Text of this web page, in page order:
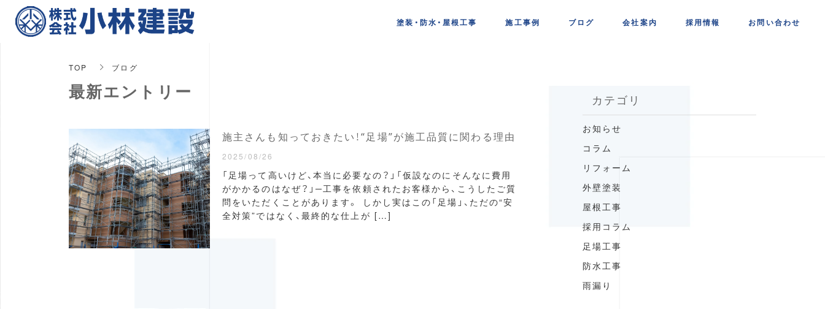
塗装・防水・屋根工事 施工事例 ブログ 会社案内 採用情報 お問い合わせ
TOP ブログ
最新エントリー
施主さんも知っておきたい！“足場”が施工品質に関わる理由
2025/08/26
「足場って高いけど、本当に必要なの？」「仮設なのにそんなに費用
がかかるのはなぜ？」─工事を依頼されたお客様から、こうしたご質
問をいただくことがあります。 しかし実はこの「足場」、ただの“安
全対策”ではなく、最終的な仕上が […]
カテゴリ
お知らせ
コラム
リフォーム
外壁塗装
屋根工事
採用コラム
足場工事
防水工事
雨漏り